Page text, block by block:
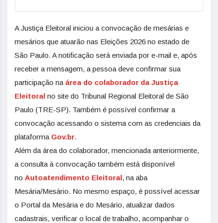
A Justiça Eleitoral iniciou a convocação de mesárias e
mesários que atuarão nas Eleições 2026 no estado de
São Paulo. A notificação será enviada por e-mail e, após
receber a mensagem, a pessoa deve confirmar sua
participação na área do colaborador da Justiça
Eleitoral no site do Tribunal Regional Eleitoral de São
Paulo (TRE-SP). Também é possível confirmar a
convocação acessando o sistema com as credenciais da
plataforma Gov.br.
Além da área do colaborador, mencionada anteriormente,
a consulta à convocação também está disponível
no Autoatendimento Eleitoral, na aba
Mesária/Mesário. No mesmo espaço, é possível acessar
o Portal da Mesária e do Mesário, atualizar dados
cadastrais, verificar o local de trabalho, acompanhar o